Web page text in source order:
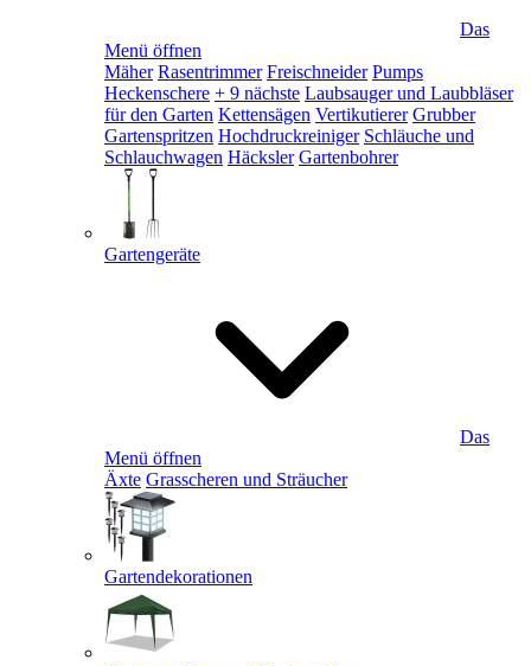
Das
Menü öffnen
Mäher Rasentrimmer Freischneider Pumps
Heckenschere + 9 nächste Laubsauger und Laubbläser
für den Garten Kettensägen Vertikutierer Grubber
Gartenspritzen Hochdruckreiniger Schläuche und
Schlauchwagen Häcksler Gartenbohrer
Gartengeräte
Das
Menü öffnen
Äxte Grasscheren und Sträucher
Gartendekorationen